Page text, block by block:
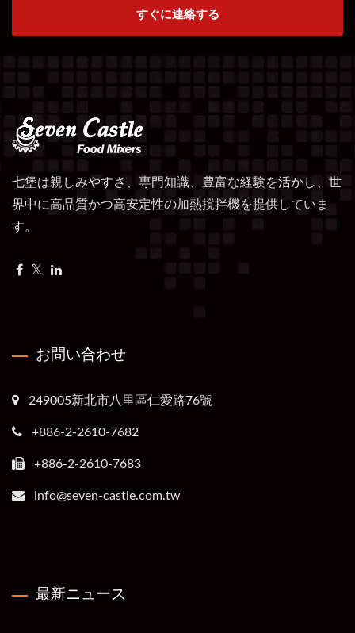
すぐに連絡する
七堡は親しみやすさ、専門知識、豊富な経験を活かし、世
界中に高品質かつ高安定性の加熱撹拌機を提供していま
す。
お問い合わせ
249005新北市八里區仁愛路76號
+886-2-2610-7682
+886-2-2610-7683
info@seven-castle.com.tw
最新ニュース